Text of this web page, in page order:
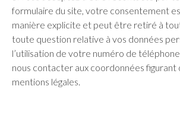
formulaire du site, votre consentement
manière explicite et peut être retiré à
toute question relative à vos données
l’utilisation de votre numéro de
nous contacter aux coordonnées figurant
mentions légales.